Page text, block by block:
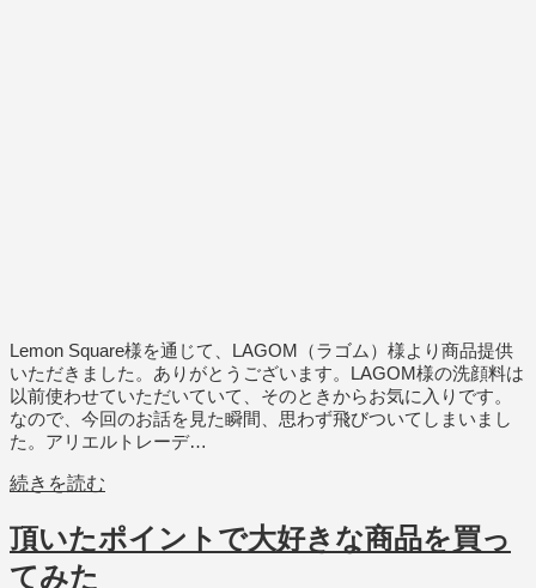
Lemon Square様を通じて、LAGOM（ラゴム）様より商品提供
いただきました。ありがとうございます。LAGOM様の洗顔料は
以前使わせていただいていて、そのときからお気に入りです。
なので、今回のお話を見た瞬間、思わず飛びついてしまいまし
た。アリエルトレーデ…
続きを読む
頂いたポイントで大好きな商品を買っ
てみた